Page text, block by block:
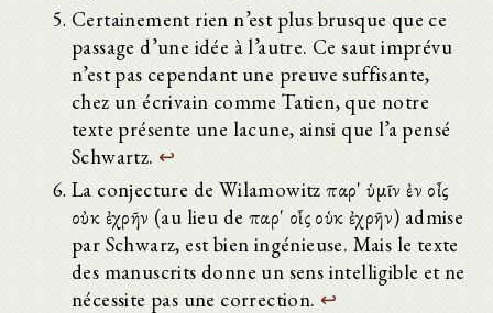
Certainement rien n’est plus brusque que ce
passage d’une idée à l’autre. Ce saut imprévu
n’est pas cependant une preuve suffisante,
chez un écrivain comme Tatien, que notre
texte présente une lacune, ainsi que l’a pensé
Schwartz. ↩
La conjecture de Wilamowitz παρ' ὑμῖν ἐν οἶς
οὐκ ἐχρῆν (au lieu de παρ' οἷς οὑκ ἐχρῆν) admise
par Schwarz, est bien ingénieuse. Mais le texte
des manuscrits donne un sens intelligible et ne
nécessite pas une correction. ↩